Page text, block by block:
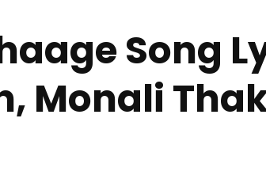
Song
Monali